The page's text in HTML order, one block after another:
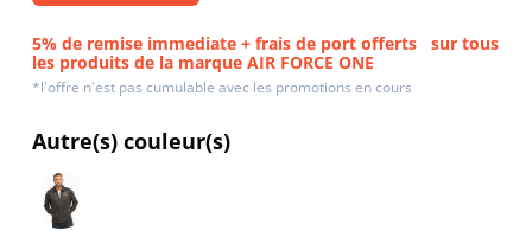
5% de remise immediate + frais de port offerts sur tous
les produits de la marque AIR FORCE ONE
*l'offre n'est pas cumulable avec les promotions en cours
Autre(s) couleur(s)